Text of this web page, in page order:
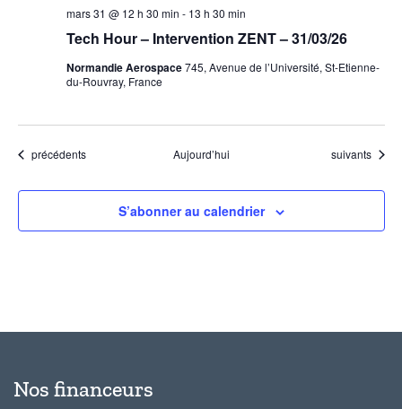
Tech Hour – Intervention ZENT – 31/03/26
mars 31 @ 12 h 30 min - 13 h 30 min
Normandie Aerospace745, Avenue de l’Université, St-Etienne-
du-Rouvray, France
Évènements
précédents Aujourd’hui Évènements
suivants
S’abonner au calendrier
Nos financeurs